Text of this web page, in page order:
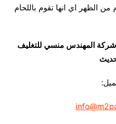
الظهر اي انها تقوم باللحام
شركة المهندس منسي للتغليف